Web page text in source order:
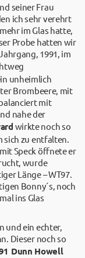
seiner Frau
ich sehr verehrt
im Glas hatte,
Probe hatten wir
1991, im
unheimlich
Brombeere, mit
mit
nahe der
wirkte noch so
sich zu entfalten.
Speck öffnete er
wurde
Länge – WT97.
Bonny´s, noch
ins Glas
und ein echter,
Dieser noch so
Dunn Howell